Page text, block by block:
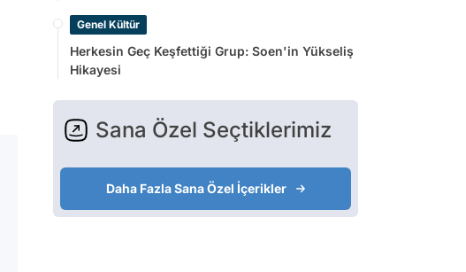
Genel Kültür
Herkesin Geç Keşfettiği Grup: Soen'in Yükseliş
Hikayesi
Sana Özel Seçtiklerimiz
Daha Fazla Sana Özel İçerikler